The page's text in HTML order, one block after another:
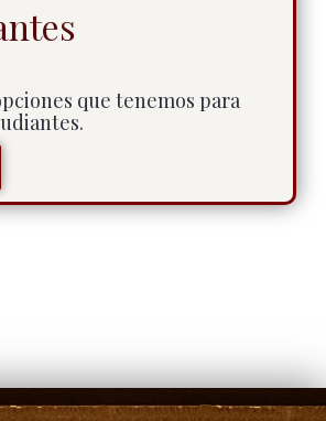
que tenemos para